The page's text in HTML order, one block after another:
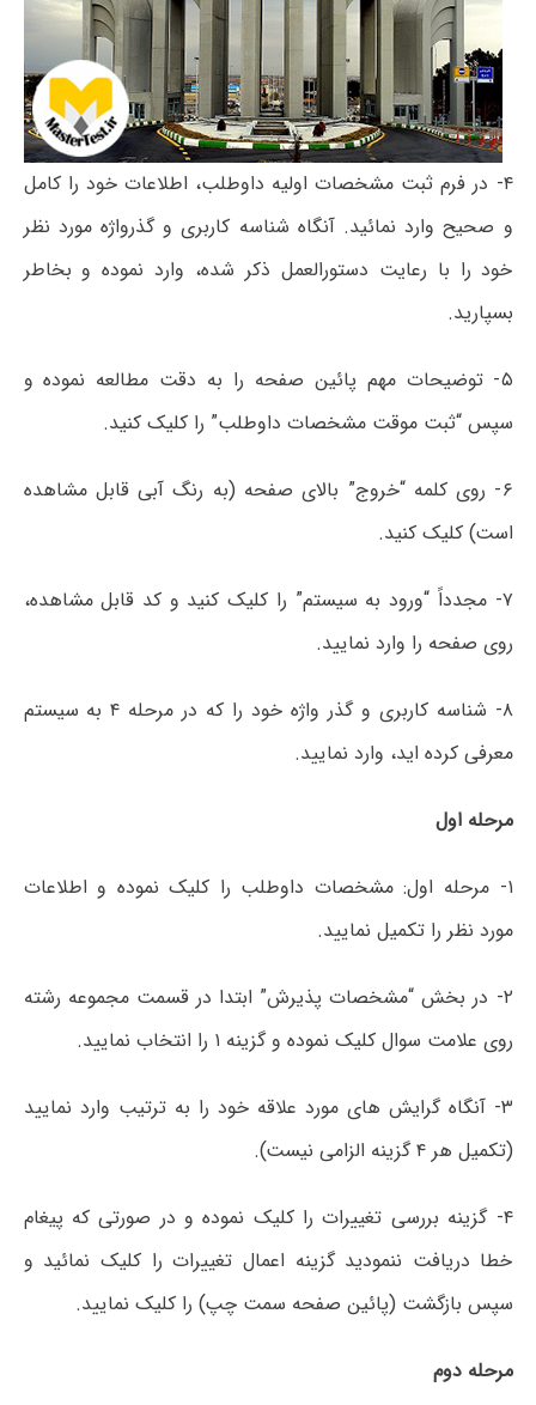
۴- در فرم ثبت مشخصات اولیه داوطلب، اطلاعات خود را کامل
و صحیح وارد نمائید. آنگاه شناسه کاربری و گذرواژه مورد نظر
خود را با رعایت دستورالعمل ذکر شده، وارد نموده و بخاطر
بسپارید.
۵- توضیحات مهم پائین صفحه را به دقت مطالعه نموده و
سپس “ثبت موقت مشخصات داوطلب” را کلیک کنید.
۶- روی کلمه “خروج” بالای صفحه (به رنگ آبی قابل مشاهده
است) کلیک کنید.
۷- مجدداً “ورود به سیستم” را کلیک کنید و کد قابل مشاهده،
روی صفحه را وارد نمایید.
۸- شناسه کاربری و گذر واژه خود را که در مرحله ۴ به سیستم
معرفی کرده اید، وارد نمایید.
مرحله اول
۱- مرحله اول: مشخصات داوطلب را کلیک نموده و اطلاعات
مورد نظر را تکمیل نمایید.
۲- در بخش “مشخصات پذیرش” ابتدا در قسمت مجموعه رشته
روی علامت سوال کلیک نموده و گزینه ۱ را انتخاب نمایید.
۳- آنگاه گرایش های مورد علاقه خود را به ترتیب وارد نمایید
(تکمیل هر ۴ گزینه الزامی نیست).
۴- گزینه بررسی تغییرات را کلیک نموده و در صورتی که پیغام
خطا دریافت ننمودید گزینه اعمال تغییرات را کلیک نمائید و
سپس بازگشت (پائین صفحه سمت چپ) را کلیک نمایید.
مرحله دوم